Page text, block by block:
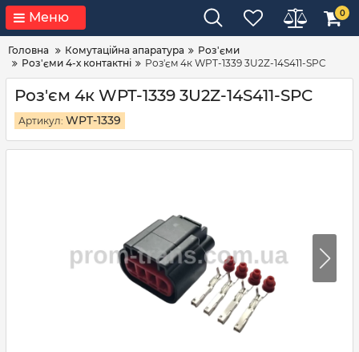
Меню 0
Головна Комутаційна апаратура
Роз'єми
Роз'єми 4-х контактні
Роз'єм 4к WPT-1339 3U2Z-14S411-SPC
Роз'єм 4к WPT-1339 3U2Z-14S411-SPC
Артикул: WPT-1339